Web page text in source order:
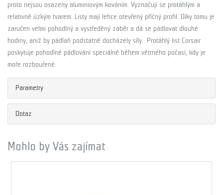
proto nejsou osazeny aluminiovým kováním. Vyznačují se protáhlým a
relativně úzkým tvarem. Listy mají lehce otevřený příčný profil. Díky tomu je
zaručen velmi pohodlný a vystředěný záběr a dá se pádlovat dlouhé
hodiny, aniž by pádlaři podstatně docházely síly. Protáhlý list Corsair
poskytuje pohodlné pádlování speciálně během větrného počasí, kdy je
moře rozbouřené.
Parametry
Dotaz
Mohlo by Vás zajímat